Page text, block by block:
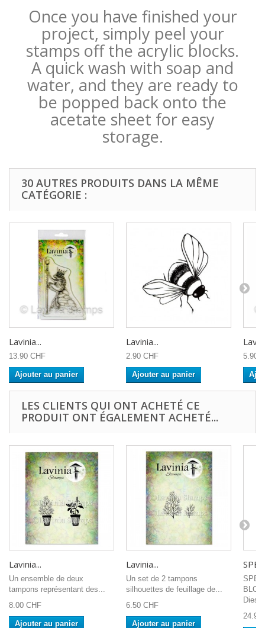
Once you have finished your
project, simply peel your
stamps off the acrylic blocks.
A quick wash with soap and
water, and they are ready to
be popped back onto the
acetate sheet for easy
storage.
30 AUTRES PRODUITS DANS LA MÊME
CATÉGORIE :
Lavinia...
13.90 CHF
Ajouter au panier
Lavinia...
2.90 CHF
Ajouter au panier
5.90
LES CLIENTS QUI ONT ACHETÉ CE
PRODUIT ONT ÉGALEMENT ACHETÉ...
Lavinia...
Un ensemble de deux
tampons représentant des...
8.00 CHF
Ajouter au panier
Lavinia...
Un set de 2 tampons
silhouettes de feuillage de...
6.50 CHF
Ajouter au panier
Dies...
24.90